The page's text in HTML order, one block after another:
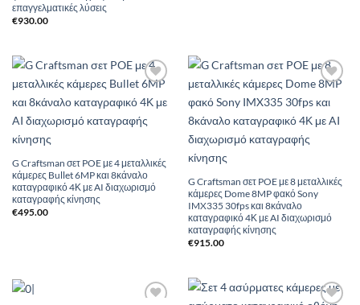
επαγγελματικές λύσεις
€930.00
Wishlist
G Craftsman σετ POE με 4 μεταλλικές
κάμερες Bullet 6MP και 8κάναλο
καταγραφικό 4Κ με AI διαχωρισμό
καταγραφής κίνησης
€495.00
Wishlist
G Craftsman σετ POE με 8 μεταλλικές
κάμερες Dome 8MP φακό Sony
IMX335 30fps και 8κάναλο
καταγραφικό 4Κ με AI διαχωρισμό
καταγραφής κίνησης
€915.00